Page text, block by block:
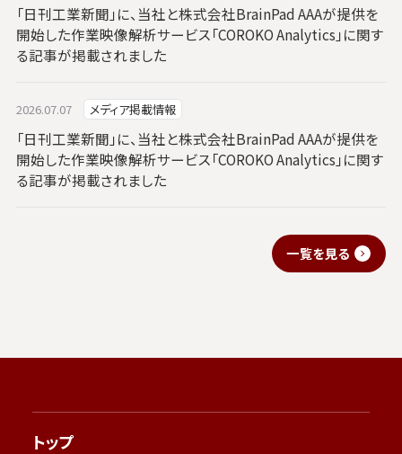
「日刊工業新聞」に、当社と株式会社BrainPad AAAが提供を
開始した作業映像解析サービス「COROKO Analytics」に関す
る記事が掲載されました
2026.07.07 メディア掲載情報
「日刊工業新聞」に、当社と株式会社BrainPad AAAが提供を
開始した作業映像解析サービス「COROKO Analytics」に関す
る記事が掲載されました
一覧を見る
トップ